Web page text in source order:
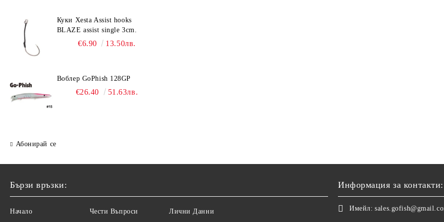
Куки Xesta Assist hooks
BLAZE assist single 3cm.
€6.90 13.50лв.
Воблер GoPhish 128GP
€26.40 51.63лв.
Абонирай се
Бързи връзки:
Начало Чести Въпроси Лични Данни
Информация за контакти:
Имейл: